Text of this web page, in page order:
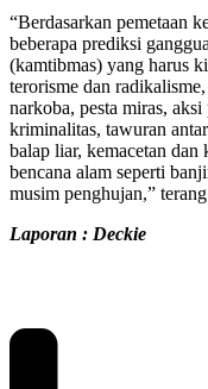
“Berdasarkan pemetaan
beberapa prediksi
(kamtibmas) yang harus
terorisme dan
narkoba, pesta miras,
kriminalitas, tawuran
balap liar, kemacetan dan
bencana alam seperti
musim penghujan,”
Laporan : Deckie